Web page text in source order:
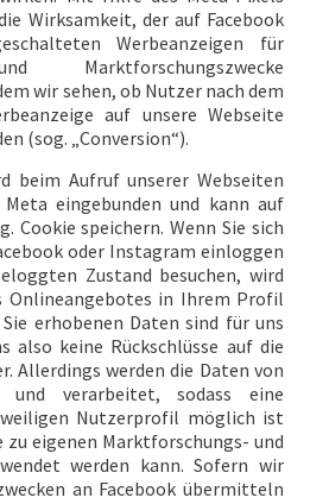
Wirksamkeit, der auf Facebook
Werbeanzeigen für
Marktforschungszwecke
wir sehen, ob Nutzer nach dem
auf unsere Webseite
(sog. „Conversion“).
beim Aufruf unserer Webseiten
eingebunden und kann auf
Cookie speichern. Wenn Sie sich
oder Instagram einloggen
Zustand besuchen, wird
Onlineangebotes in Ihrem Profil
erhobenen Daten sind für uns
also keine Rückschlüsse auf die
Allerdings werden die Daten von
und verarbeitet, sodass eine
Nutzerprofil möglich ist
zu eigenen Marktforschungs- und
werden kann. Sofern wir
an Facebook übermitteln